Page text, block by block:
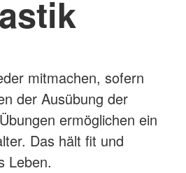
mitmachen, sofern
der Ausübung der
ermöglichen ein
Das hält fit und
Leben.